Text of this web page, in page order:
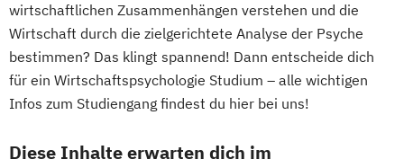
wirtschaftlichen Zusammenhängen verstehen und die
Wirtschaft durch die zielgerichtete Analyse der Psyche
bestimmen? Das klingt spannend! Dann entscheide dich
für ein Wirtschaftspsychologie Studium – alle wichtigen
Infos zum Studiengang findest du hier bei uns!
Diese Inhalte erwarten dich im